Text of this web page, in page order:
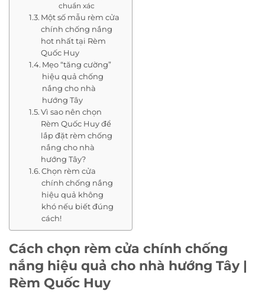
chuẩn xác
Một số mẫu rèm cửa
chính chống nắng
hot nhất tại Rèm
Quốc Huy
Mẹo “tăng cường”
hiệu quả chống
nắng cho nhà
hướng Tây
Vì sao nên chọn
Rèm Quốc Huy để
lắp đặt rèm chống
nắng cho nhà
hướng Tây?
Chọn rèm cửa
chính chống nắng
hiệu quả không
khó nếu biết đúng
cách!
Cách chọn rèm cửa chính chống
nắng hiệu quả cho nhà hướng Tây |
Rèm Quốc Huy